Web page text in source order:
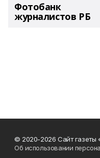
Фотобанк
журналистов РБ
© 2020-2026 Сайт газеты
Об использовании